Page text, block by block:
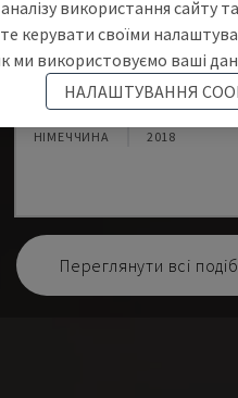
TH 4610
OPTIMUM - ГОРИЗОНТАЛЬНИЙ
НІМЕЧЧИНА 2018
Переглянути всі
використання сайту
керувати своїми
ми використовуємо ваші
НАЛАШТУВАННЯ